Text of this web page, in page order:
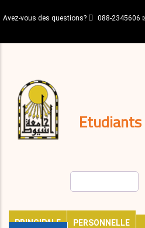
au
principal
Avez-vous des questions? 088-2345606
Etudiants
PRINCIPALE
PERSONNELLE
décisions
Expatriés
Journal